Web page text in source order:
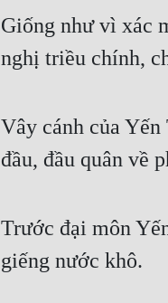
Giống như vì xác
nghị triều chính,
Vây cánh của
đầu, đầu quân về
Trước đại môn
giếng nước khô.